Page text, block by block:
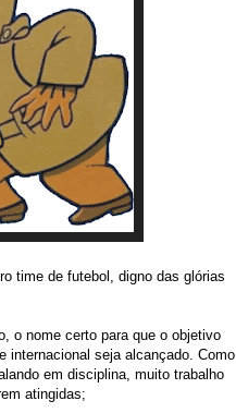
time de futebol, digno das glórias
o nome certo para que o objetivo
internacional seja alcançado. Como
em disciplina, muito trabalho
atingidas;